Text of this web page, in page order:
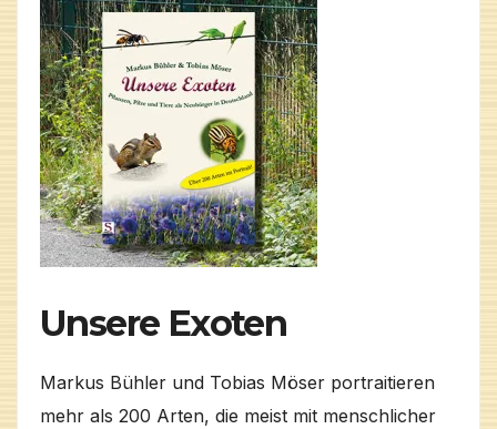
Unsere Exoten
Markus Bühler und Tobias Möser portraitieren
mehr als 200 Arten, die meist mit menschlicher